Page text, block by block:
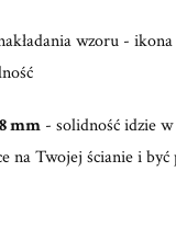
wzoru -
mm- solidność idzie w
na Twojej ścianie i